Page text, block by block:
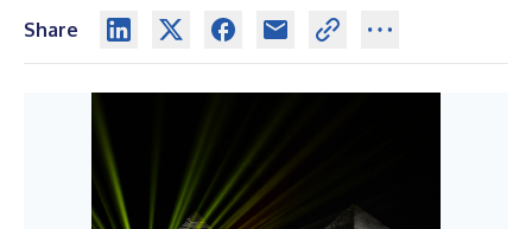
Share